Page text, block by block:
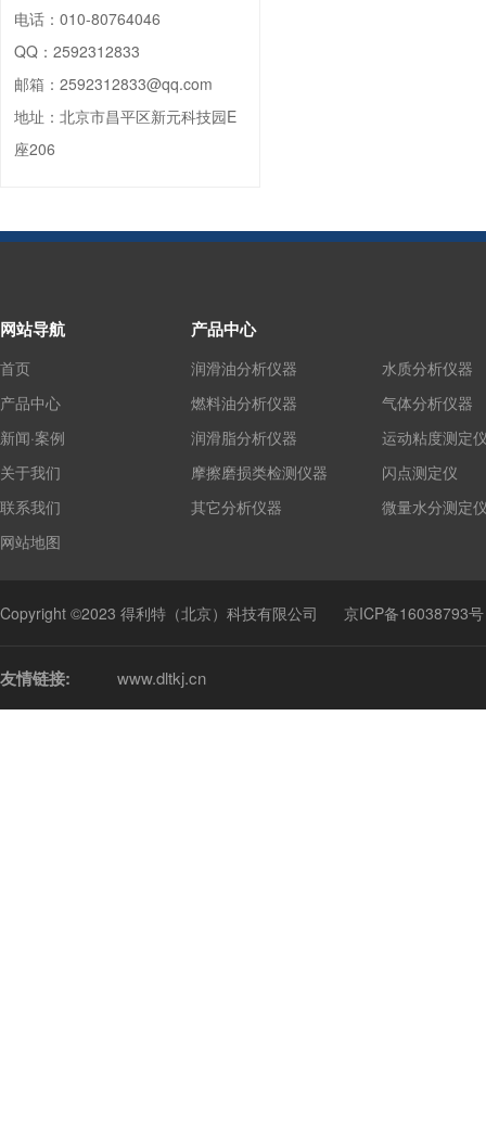
电话： 010-80764046
QQ： 2592312833
邮箱： 2592312833@qq.com
地址： 北京市昌平区新元科技园E
座206
网站导航
首页
产品中心
新闻·案例
关于我们
联系我们
网站地图
产品中心
润滑油分析仪器
燃料油分析仪器
润滑脂分析仪器
摩擦磨损类检测仪器
其它分析仪器
水质分析仪器
气体分析仪器
运动粘度测定
闪点测定仪
微量水分测定
Copyright ©2023 得利特（北京）科技有限公司 京ICP备16038793号
友情链接: www.dltkj.cn